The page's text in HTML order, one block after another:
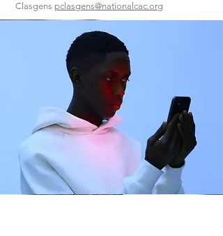
Clasgens pclasgens@nationalcac.org